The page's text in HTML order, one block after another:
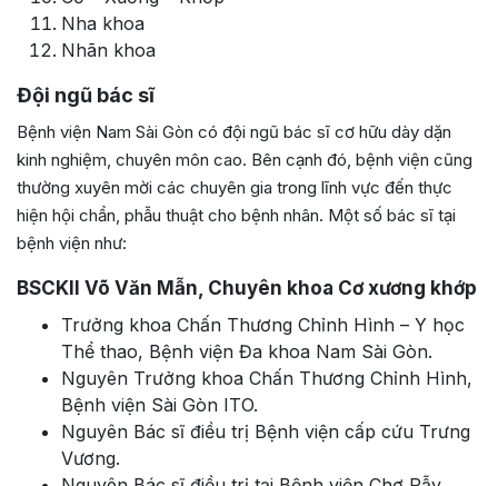
Nha khoa
Nhãn khoa
Đội ngũ bác sĩ
Bệnh viện Nam Sài Gòn có đội ngũ bác sĩ cơ hữu dày dặn
kinh nghiệm, chuyên môn cao. Bên cạnh đó, bệnh viện cũng
thường xuyên mời các chuyên gia trong lĩnh vực đến thực
hiện hội chẩn, phẫu thuật cho bệnh nhân. Một số bác sĩ tại
bệnh viện như:
BSCKII Võ Văn Mẫn, Chuyên khoa Cơ xương khớp
Trưởng khoa Chấn Thương Chỉnh Hình – Y học
Thể thao, Bệnh viện Đa khoa Nam Sài Gòn.
Nguyên Trưởng khoa Chấn Thương Chỉnh Hình,
Bệnh viện Sài Gòn ITO.
Nguyên Bác sĩ điều trị Bệnh viện cấp cứu Trưng
Vương.